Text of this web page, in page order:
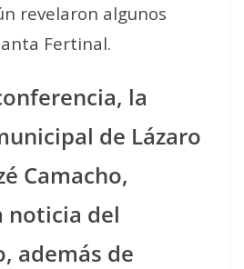
revelaron algunos
Fertinal.
la
de Lázaro
Camacho,
noticia del
además de